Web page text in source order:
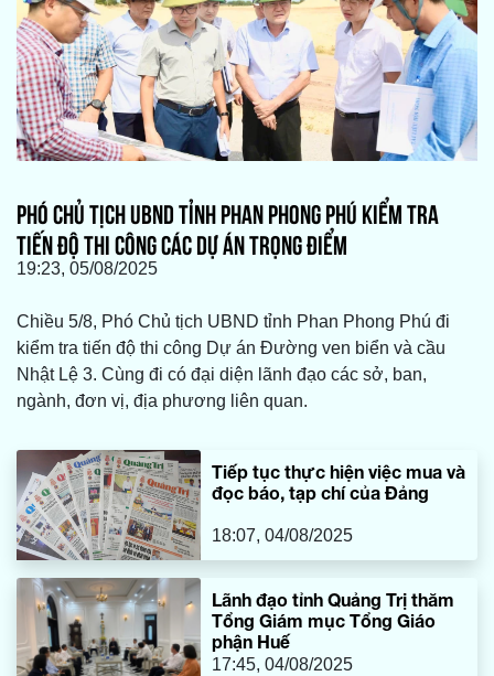
PHÓ CHỦ TỊCH UBND TỈNH PHAN PHONG PHÚ KIỂM TRA
TIẾN ĐỘ THI CÔNG CÁC DỰ ÁN TRỌNG ĐIỂM
19:23, 05/08/2025
Chiều 5/8, Phó Chủ tịch UBND tỉnh Phan Phong Phú đi
kiểm tra tiến độ thi công Dự án Đường ven biển và cầu
Nhật Lệ 3. Cùng đi có đại diện lãnh đạo các sở, ban,
ngành, đơn vị, địa phương liên quan.
Tiếp tục thực hiện việc mua và
đọc báo, tạp chí của Đảng
18:07, 04/08/2025
Lãnh đạo tỉnh Quảng Trị thăm
Tổng Giám mục Tổng Giáo
phận Huế
17:45, 04/08/2025